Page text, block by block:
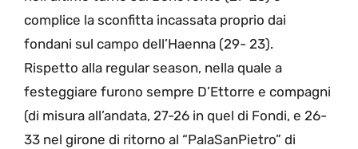
complice la sconfitta incassata proprio dai
fondani sul campo dell’Haenna (29- 23).
Rispetto alla regular season, nella quale a
festeggiare furono sempre D’Ettorre e compagni
(di misura all’andata, 27-26 in quel di Fondi, e 26-
33 nel girone di ritorno al “PalaSanPietro” di